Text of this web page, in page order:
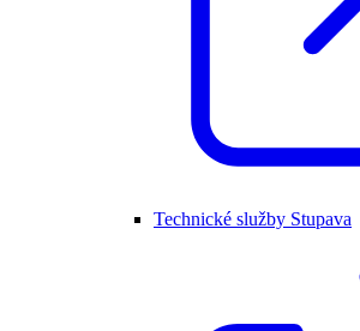
Technické služby Stupava